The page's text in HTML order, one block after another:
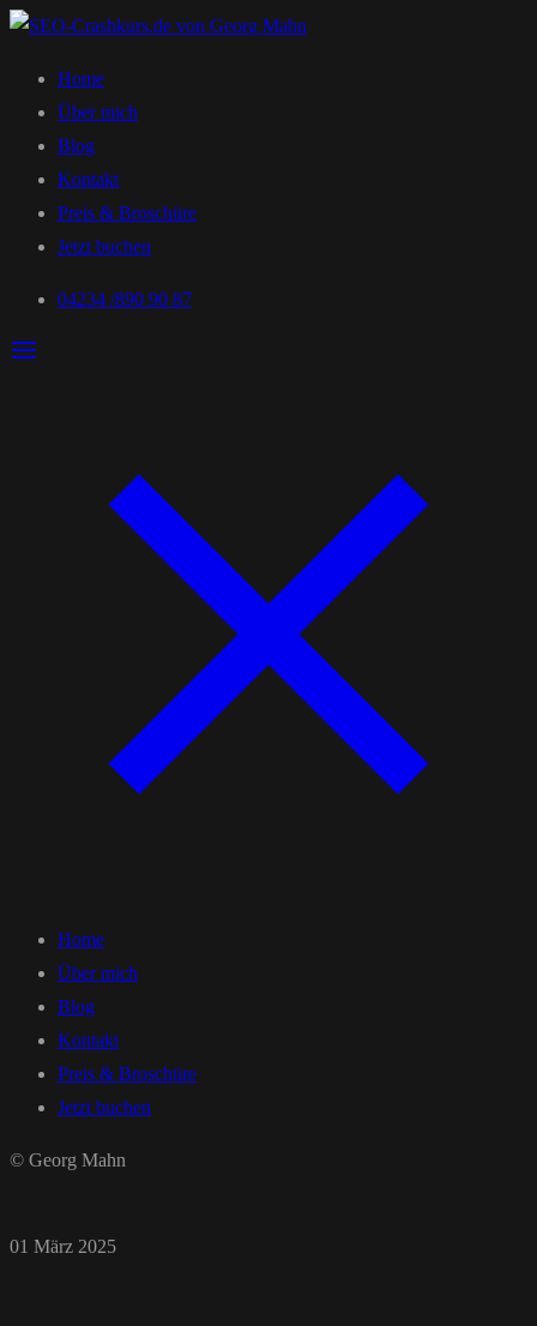
Home
Über mich
Blog
Kontakt
Preis & Broschüre
Jetzt buchen
04234 /890 90 87
Home
Über mich
Blog
Kontakt
Preis & Broschüre
Jetzt buchen
© Georg Mahn
01 März 2025